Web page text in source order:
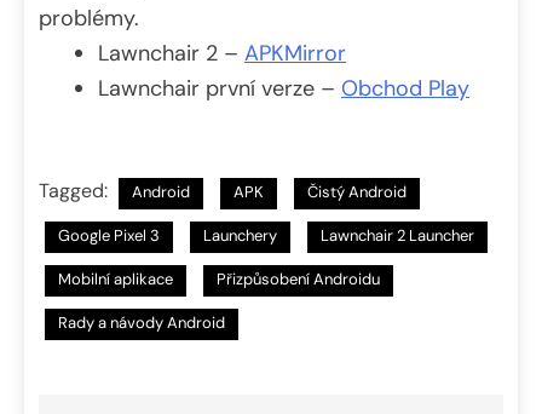
problémy.
Lawnchair 2 – APKMirror
Lawnchair první verze – Obchod Play
Tagged: Android APK Čistý Android
Google Pixel 3 Launchery Lawnchair 2 Launcher
Mobilní aplikace Přizpůsobení Androidu
Rady a návody Android